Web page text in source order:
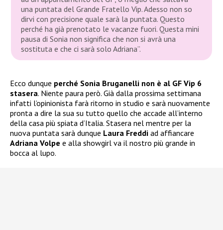
una puntata del Grande Fratello Vip. Adesso non so
dirvi con precisione quale sarà la puntata. Questo
perché ha già prenotato le vacanze fuori. Questa mini
pausa di Sonia non significa che non si avrà una
sostituta e che ci sarà solo Adriana”.
Ecco dunque perché Sonia Bruganelli non è al GF Vip 6
stasera. Niente paura però. Già dalla prossima settimana
infatti l’opinionista farà ritorno in studio e sarà nuovamente
pronta a dire la sua su tutto quello che accade all’interno
della casa più spiata d’Italia. Stasera nel mentre per la
nuova puntata sarà dunque Laura Freddi ad affiancare
Adriana Volpe e alla showgirl va il nostro più grande in
bocca al lupo.